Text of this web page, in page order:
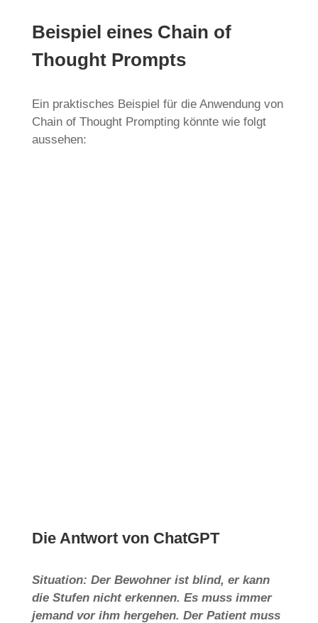
Beispiel eines Chain of
Thought Prompts
Ein praktisches Beispiel für die Anwendung von
Chain of Thought Prompting könnte wie folgt
aussehen:
Die Antwort von ChatGPT
Situation: Der Bewohner ist blind, er kann
die Stufen nicht erkennen. Es muss immer
jemand vor ihm hergehen. Der Patient muss